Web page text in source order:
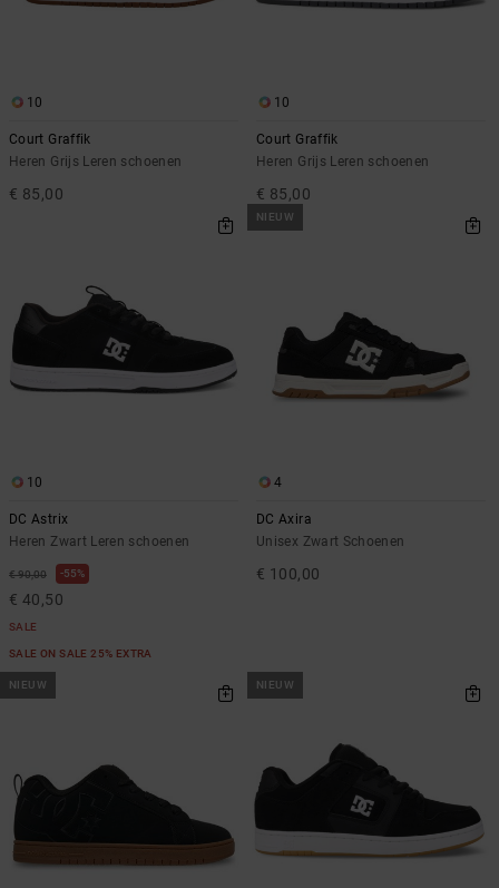
10
Court Graffik
Heren Grijs Leren schoenen
€ 85,00
10
Court Graffik
Heren Grijs Leren schoenen
€ 85,00
10
DC Astrix
Heren Zwart Leren schoenen
€ 90,00 55%
€ 40,50
SALE
SALE ON SALE 25% EXTRA
NIEUW
4
DC Axira
Unisex Zwart Schoenen
€ 100,00
NIEUW NIEUW